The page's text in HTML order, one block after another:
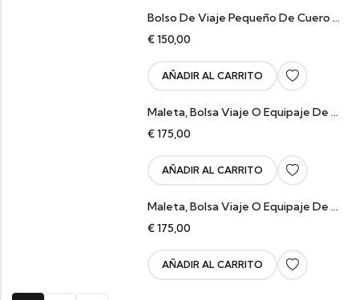
Bolso De Viaje Pequeño De Cuero Trenzado Marina
€150,00
AÑADIR AL CARRITO
Maleta, Bolsa Viaje O Equipaje De Piel Beige Tejida River
€175,00
AÑADIR AL CARRITO
Maleta, Bolsa Viaje O Equipaje De Piel Negro Tejida River
€175,00
AÑADIR AL CARRITO